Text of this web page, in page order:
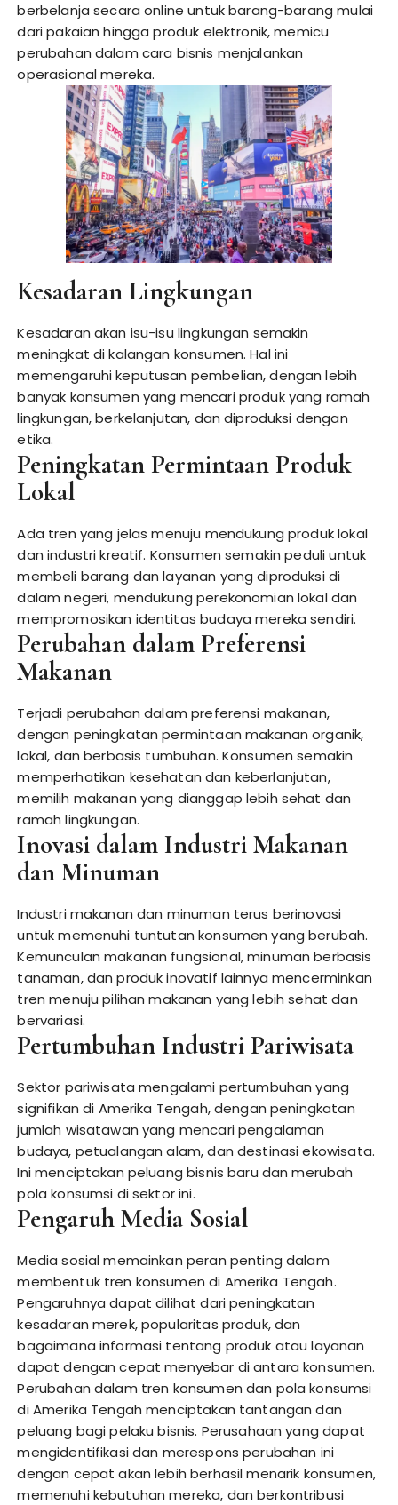
berbelanja secara online untuk barang-barang mulai
dari pakaian hingga produk elektronik, memicu
perubahan dalam cara bisnis menjalankan
operasional mereka.
Kesadaran Lingkungan
Kesadaran akan isu-isu lingkungan semakin
meningkat di kalangan konsumen. Hal ini
memengaruhi keputusan pembelian, dengan lebih
banyak konsumen yang mencari produk yang ramah
lingkungan, berkelanjutan, dan diproduksi dengan
etika.
Peningkatan Permintaan Produk
Lokal
Ada tren yang jelas menuju mendukung produk lokal
dan industri kreatif. Konsumen semakin peduli untuk
membeli barang dan layanan yang diproduksi di
dalam negeri, mendukung perekonomian lokal dan
mempromosikan identitas budaya mereka sendiri.
Perubahan dalam Preferensi
Makanan
Terjadi perubahan dalam preferensi makanan,
dengan peningkatan permintaan makanan organik,
lokal, dan berbasis tumbuhan. Konsumen semakin
memperhatikan kesehatan dan keberlanjutan,
memilih makanan yang dianggap lebih sehat dan
ramah lingkungan.
Inovasi dalam Industri Makanan
dan Minuman
Industri makanan dan minuman terus berinovasi
untuk memenuhi tuntutan konsumen yang berubah.
Kemunculan makanan fungsional, minuman berbasis
tanaman, dan produk inovatif lainnya mencerminkan
tren menuju pilihan makanan yang lebih sehat dan
bervariasi.
Pertumbuhan Industri Pariwisata
Sektor pariwisata mengalami pertumbuhan yang
signifikan di Amerika Tengah, dengan peningkatan
jumlah wisatawan yang mencari pengalaman
budaya, petualangan alam, dan destinasi ekowisata.
Ini menciptakan peluang bisnis baru dan merubah
pola konsumsi di sektor ini.
Pengaruh Media Sosial
Media sosial memainkan peran penting dalam
membentuk tren konsumen di Amerika Tengah.
Pengaruhnya dapat dilihat dari peningkatan
kesadaran merek, popularitas produk, dan
bagaimana informasi tentang produk atau layanan
dapat dengan cepat menyebar di antara konsumen.
Perubahan dalam tren konsumen dan pola konsumsi
di Amerika Tengah menciptakan tantangan dan
peluang bagi pelaku bisnis. Perusahaan yang dapat
mengidentifikasi dan merespons perubahan ini
dengan cepat akan lebih berhasil menarik konsumen,
memenuhi kebutuhan mereka, dan berkontribusi